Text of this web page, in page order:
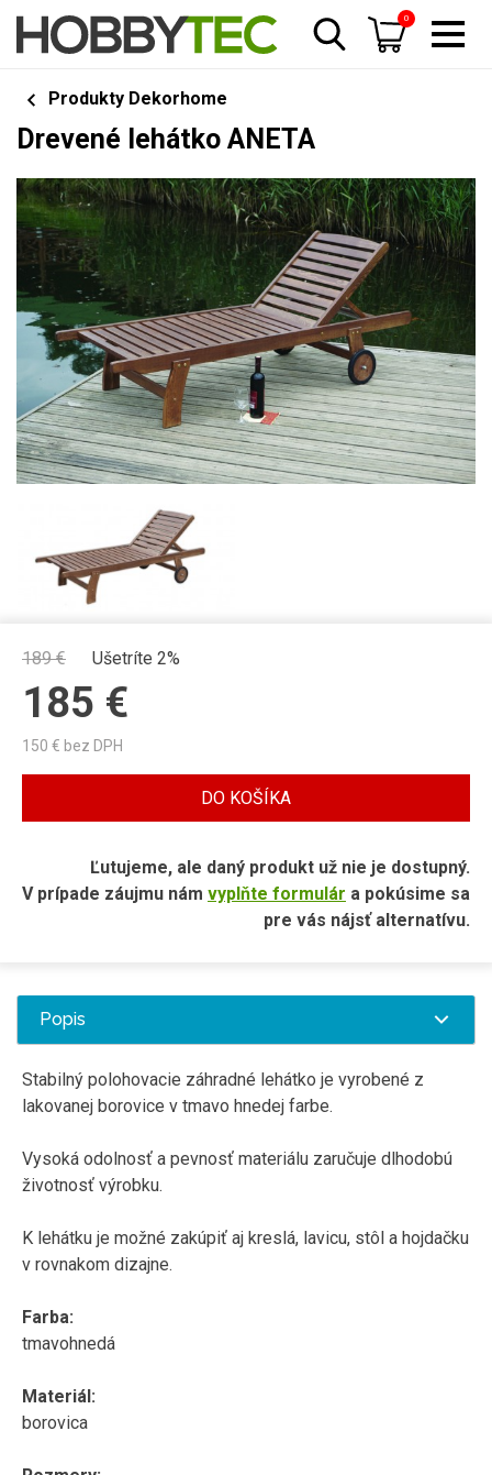
0
Produkty Dekorhome
Drevené lehátko ANETA
189€ Ušetríte 2%
185 €
150 € bez DPH
DO KOŠÍKA
Ľutujeme, ale daný produkt už nie je dostupný.
V prípade záujmu nám vyplňte formulár a pokúsime sa
pre vás nájsť alternatívu.
Popis
Stabilný polohovacie záhradné lehátko je vyrobené z
lakovanej borovice v tmavo hnedej farbe.
Vysoká odolnosť a pevnosť materiálu zaručuje dlhodobú
životnosť výrobku.
K lehátku je možné zakúpiť aj kreslá, lavicu, stôl a hojdačku
v rovnakom dizajne.
Farba:
tmavohnedá
Materiál:
borovica